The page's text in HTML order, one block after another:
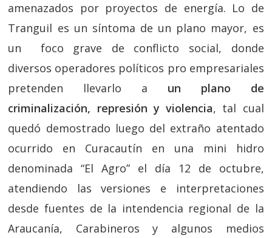
amenazados por proyectos de energía. Lo de
Tranguil es un síntoma de un plano mayor, es
un foco grave de conflicto social, donde
diversos operadores políticos pro empresariales
pretenden llevarlo a un plano de
criminalización, represión y violencia, tal cual
quedó demostrado luego del extraño atentado
ocurrido en Curacautín en una mini hidro
denominada “El Agro” el día 12 de octubre,
atendiendo las versiones e interpretaciones
desde fuentes de la intendencia regional de la
Araucanía, Carabineros y algunos medios